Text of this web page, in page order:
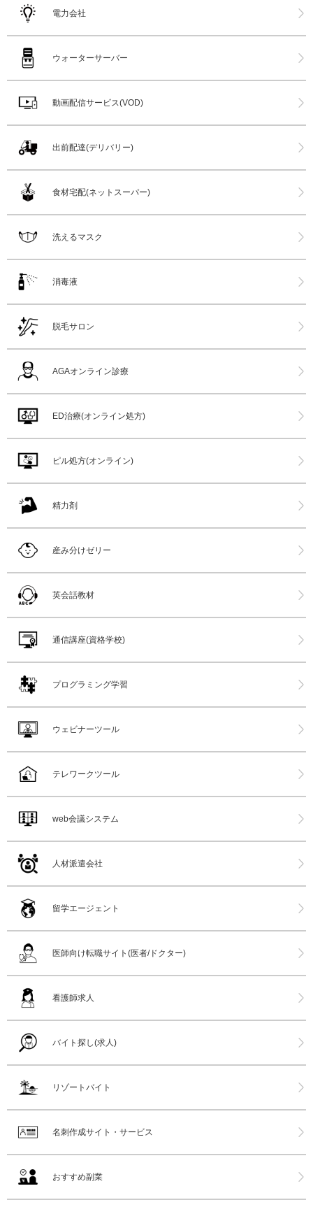
電力会社
ウォーターサーバー
動画配信サービス(VOD)
出前配達(デリバリー)
食材宅配(ネットスーパー)
洗えるマスク
消毒液
脱毛サロン
AGAオンライン診療
ED治療(オンライン処方)
ピル処方(オンライン)
精力剤
産み分けゼリー
英会話教材
通信講座(資格学校)
プログラミング学習
ウェビナーツール
テレワークツール
web会議システム
人材派遣会社
留学エージェント
医師向け転職サイト(医者/ドクター)
看護師求人
バイト探し(求人)
リゾートバイト
名刺作成サイト・サービス
おすすめ副業